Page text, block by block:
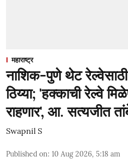
महाराष्ट्र
नाशिक-पुणे थेट रेल्वेसाठी
ठिय्या; 'हक्काची रेल्वे
राहणार', आ. सत्यजीत
Swapnil S
Published on: 10 Aug 2026, 5:18 am